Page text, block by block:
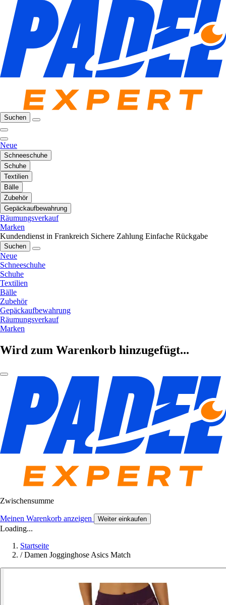
Suchen
Neue
Schneeschuhe
Schuhe
Textilien
Bälle
Zubehör
Gepäckaufbewahrung
Räumungsverkauf
Marken
Kundendienst in Frankreich Sichere Zahlung Einfache Rückgabe
Suchen
Neue
Schneeschuhe
Schuhe
Textilien
Bälle
Zubehör
Gepäckaufbewahrung
Räumungsverkauf
Marken
Wird zum Warenkorb hinzugefügt...
Zwischensumme
Meinen Warenkorb anzeigen Weiter einkaufen
Loading...
Startseite
/ Damen Jogginghose Asics Match